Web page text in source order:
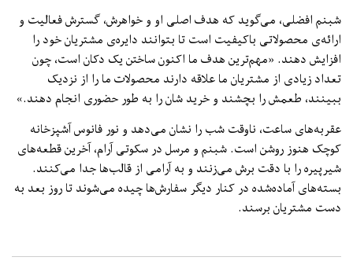
شبنم افضلی، می‌گوید که هدف اصلی او و خواهرش، گسترش فعالیت و
ارائه‌ی محصولاتی باکیفیت است تا بتوانند دایره‌ی مشتریان خود را
افزایش دهند. «مهم‌ترین هدف ما اکنون ساختن یک دکان است، چون
تعداد زیادی از مشتریان ما علاقه دارند محصولات ما را از نزدیک
ببینند، طعمش را بچشند و خرید شان را به طور حضوری انجام دهند.»
عقربه‌های ساعت، ناوقت شب را نشان می‌دهد و نور فانوس آشپزخانه
کوچک هنوز روشن است. شبنم و مرسل در سکوتی آرام، آخرین قطعه‌های
شیرپیره را با دقت برش می‌زنند و به‌ آرامی از قالب‌ها جدا می‌کنند.
بسته‌های آماده‌شده در کنار دیگر سفارش‌ها چیده می‌شوند تا روز بعد به
دست مشتریان برسند.